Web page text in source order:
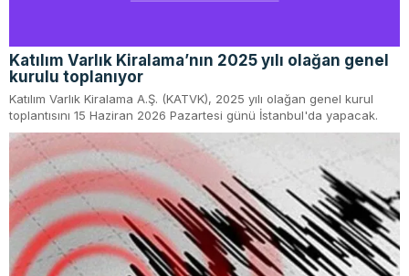
Katılım Varlık Kiralama’nın 2025 yılı olağan genel
kurulu toplanıyor
Katılım Varlık Kiralama A.Ş. (KATVK), 2025 yılı olağan genel kurul
toplantısını 15 Haziran 2026 Pazartesi günü İstanbul'da yapacak.